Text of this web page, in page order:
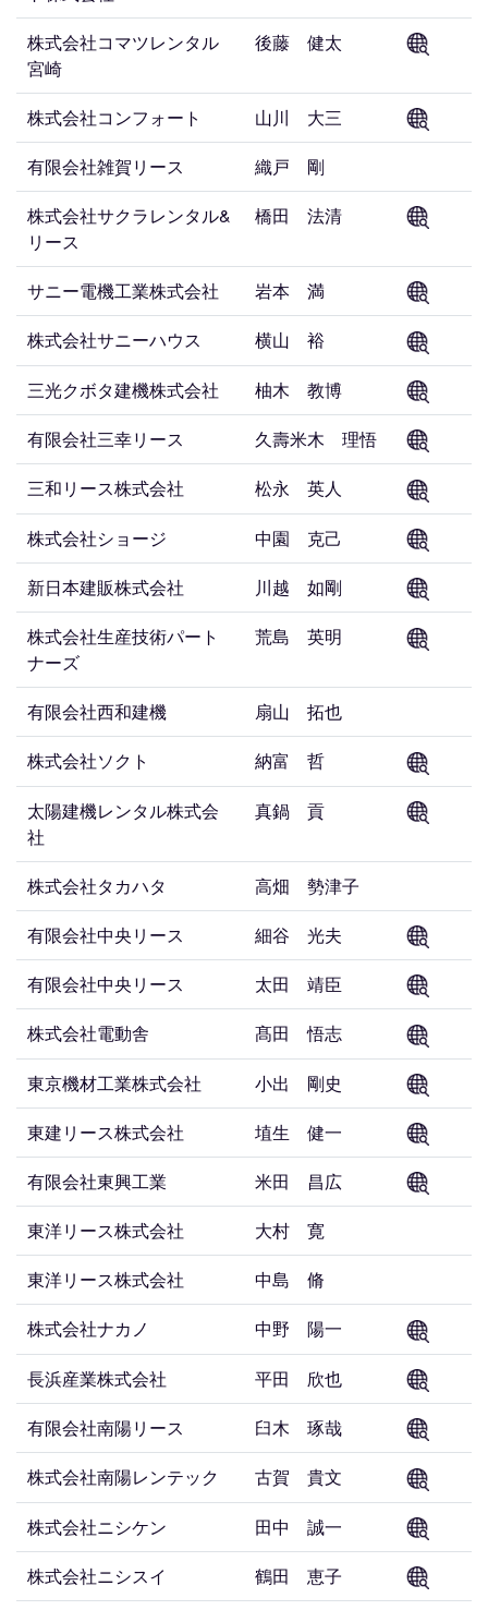
株式会社コマツレンタル
宮崎
後藤 健太
株式会社コンフォート
山川 大三
有限会社雑賀リース
織戸 剛
株式会社サクラレンタル&
リース
橋田 法清
サニー電機工業株式会社
岩本 満
株式会社サニーハウス
横山 裕
三光クボタ建機株式会社
柚木 教博
有限会社三幸リース
久壽米木 理悟
三和リース株式会社
松永 英人
株式会社ショージ
中園 克己
新日本建販株式会社
川越 如剛
株式会社生産技術パート
ナーズ
荒島 英明
有限会社西和建機
扇山 拓也
株式会社ソクト
納富 哲
太陽建機レンタル株式会
社
真鍋 貢
株式会社タカハタ
高畑 勢津子
有限会社中央リース
細谷 光夫
有限会社中央リース
太田 靖臣
株式会社電動舎
髙田 悟志
東京機材工業株式会社
小出 剛史
東建リース株式会社
埴生 健一
有限会社東興工業
米田 昌広
東洋リース株式会社
大村 寛
東洋リース株式会社
中島 脩
株式会社ナカノ
中野 陽一
長浜産業株式会社
平田 欣也
有限会社南陽リース
臼木 琢哉
株式会社南陽レンテック
古賀 貴文
株式会社ニシケン
田中 誠一
株式会社ニシスイ
鶴田 恵子